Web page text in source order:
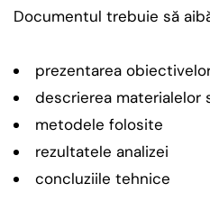
Documentul trebuie să
prezentarea
descrierea materialelor
metodele folosite
rezultatele analizei
concluziile tehnice